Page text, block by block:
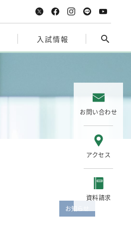
入試情報
お問い合わせ
アクセス
資料請求
お知らせ